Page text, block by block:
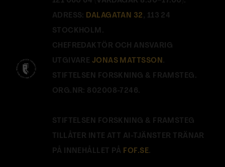
ADRESS: DALAGATAN 32 , 113 24
STOCKHOLM.
CHEFREDAKTÖR OCH ANSVARIG
UTGIVARE JONAS MATTSSON .
STIFTELSEN FORSKNING & FRAMSTEG.
ORG.NR: 802008-7246.
STIFTELSEN FORSKNING & FRAMSTEG
TILLÅTER INTE ATT AI-TJÄNSTER TRÄNAR
PÅ INNEHÅLLET PÅ FOF.SE.